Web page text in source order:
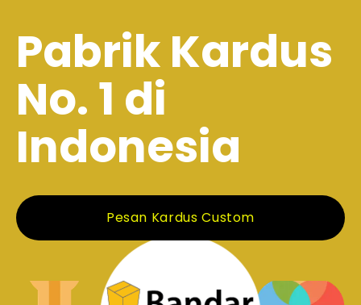
Pabrik Kardus
No. 1 di
Indonesia
Pesan Kardus Custom